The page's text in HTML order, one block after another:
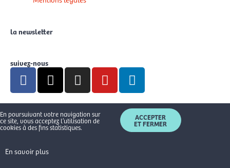
la newsletter
suivez-nous
F
a
c
e
b
o
X
-
t
w
i
I
n
s
t
a
Y
o
u
L
i
n
k
e
d
En poursuivant votre navigation sur
ce site, vous acceptez l’utilisation de
cookies à des fins statistiques.
ACCEPTER
ET FERMER
En savoir plus